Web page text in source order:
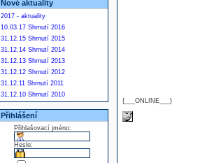
Nové aktuality
2017 - aktuality
10.03.17 Shrnutí 2016
31.12.15 Shrnutí 2015
31.12.14 Shrnutí 2014
31.12.13 Shrnutí 2013
31.12.12 Shrnutí 2012
31.12.11 Shrnutí 2011
31.12.10 Shrnutí 2010
Přihlášení
Přihlašovací jméno:
Heslo:
{___ONLINE___}